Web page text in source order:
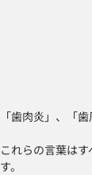
「歯肉炎」、「
これらの言葉は
す。